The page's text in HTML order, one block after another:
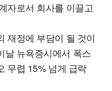
자로서 회사를 이끌고
재정에 부담이 될 것이
날 뉴욕증시에서 폭스
무렵 15% 넘게 급락